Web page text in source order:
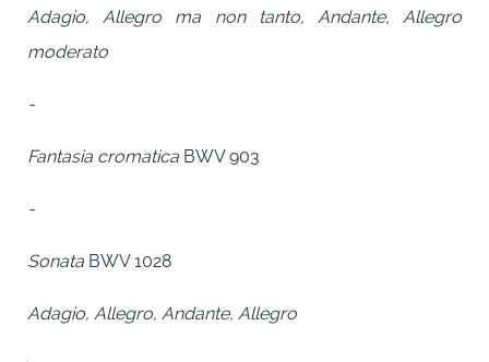
Adagio, Allegro ma non tanto, Andante, Allegro
moderato
-
Fantasia cromatica BWV 903
-
Sonata BWV 1028
Adagio, Allegro, Andante, Allegro